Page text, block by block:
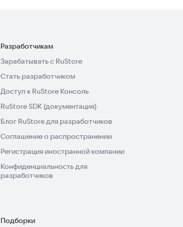
Разработчикам
Зарабатывать с RuStore
Стать разработчиком
Доступ к RuStore Консоль
RuStore SDK (документация)
Блог RuStore для разработчиков
Соглашение о распространении
Регистрация иностранной компании
Конфиденциальность для
разработчиков
Подборки